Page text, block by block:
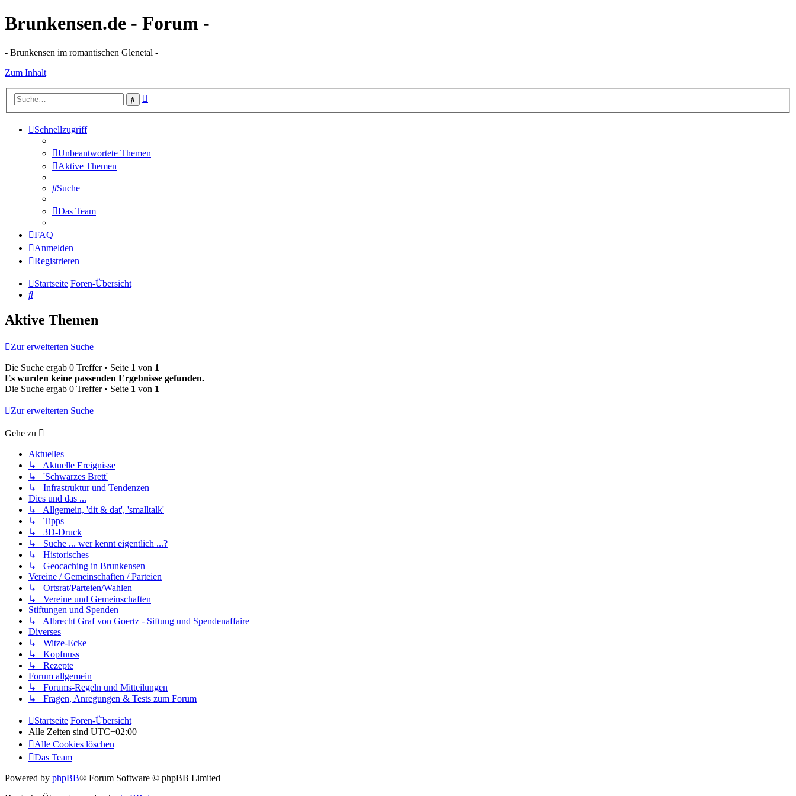
Brunkensen.de - Forum -
- Brunkensen im romantischen Glenetal -
Zum Inhalt
Suche
Schnellzugriff
Unbeantwortete Themen
Aktive Themen
Suche
Das Team
FAQ
Anmelden
Registrieren
Startseite Foren-Übersicht
Suche
Aktive Themen
Zur erweiterten Suche
Die Suche ergab 0 Treffer • Seite 1 von 1
Es wurden keine passenden Ergebnisse gefunden.
Die Suche ergab 0 Treffer • Seite 1 von 1
Zur erweiterten Suche
Gehe zu
Aktuelles
↳ Aktuelle Ereignisse
↳ 'Schwarzes Brett'
↳ Infrastruktur und Tendenzen
Dies und das ...
↳ Allgemein, 'dit & dat', 'smalltalk'
↳ Tipps
↳ 3D-Druck
↳ Suche ... wer kennt eigentlich ...?
↳ Historisches
↳ Geocaching in Brunkensen
Vereine / Gemeinschaften / Parteien
↳ Ortsrat/Parteien/Wahlen
↳ Vereine und Gemeinschaften
Stiftungen und Spenden
↳ Albrecht Graf von Goertz - Siftung und Spendenaffaire
Diverses
↳ Witze-Ecke
↳ Kopfnuss
↳ Rezepte
Forum allgemein
↳ Forums-Regeln und Mitteilungen
↳ Fragen, Anregungen & Tests zum Forum
Startseite Foren-Übersicht
Alle Zeiten sind UTC+02:00
Alle Cookies löschen
Das Team
Powered by phpBB® Forum Software © phpBB Limited